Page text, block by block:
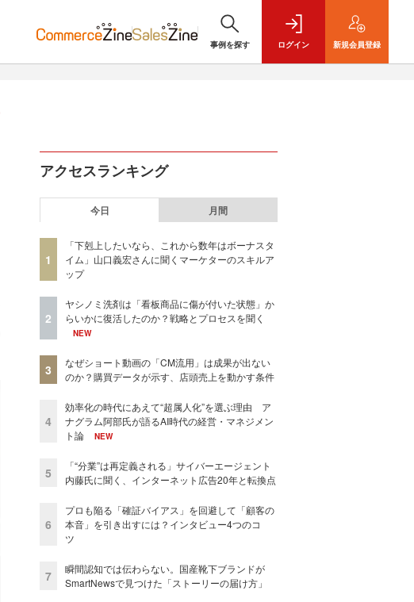
事例を探す ログイン 新規会員登録
アクセスランキング
今日 月間
1
「下剋上したいなら、これから数年はボーナスタ
イム」山口義宏さんに聞くマーケターのスキルア
ップ
2
ヤシノミ洗剤は「看板商品に傷が付いた状態」か
らいかに復活したのか？戦略とプロセスを聞く
NEW
3
なぜショート動画の「CM流用」は成果が出ない
のか？購買データが示す、店頭売上を動かす条件
4
効率化の時代にあえて“超属人化”を選ぶ理由 ア
ナグラム阿部氏が語るAI時代の経営・マネジメン
ト論
NEW
5
「“分業”は再定義される」サイバーエージェント
内藤氏に聞く、インターネット広告20年と転換点
6
プロも陥る「確証バイアス」を回避して「顧客の
本音」を引き出すには？インタビュー4つのコ
ツ
7
瞬間認知では伝わらない。国産靴下ブランドが
SmartNewsで見つけた「ストーリーの届け方」